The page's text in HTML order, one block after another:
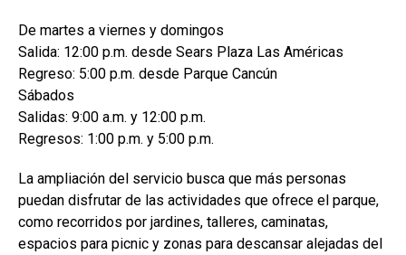
De martes a viernes y domingos
Salida: 12:00 p.m. desde Sears Plaza Las Américas
Regreso: 5:00 p.m. desde Parque Cancún
Sábados
Salidas: 9:00 a.m. y 12:00 p.m.
Regresos: 1:00 p.m. y 5:00 p.m.
La ampliación del servicio busca que más personas
puedan disfrutar de las actividades que ofrece el parque,
como recorridos por jardines, talleres, caminatas,
espacios para picnic y zonas para descansar alejadas del